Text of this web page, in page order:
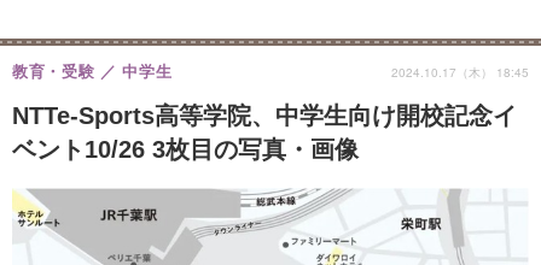
NTTe-Sports高等学院、中学生向け開校記念イ
ベント10/26 3枚目の写真・画像
教育・受験 中学生 2024.10.17（木） 18:45